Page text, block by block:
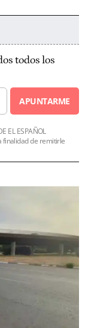
todos los
APUNTARME
EL ESPAÑOL
finalidad de remitirle